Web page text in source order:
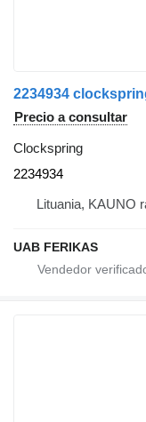
2234934
Precio a consultar
Clockspring
2234934
Lituania, KAUNO
UAB FERIKAS